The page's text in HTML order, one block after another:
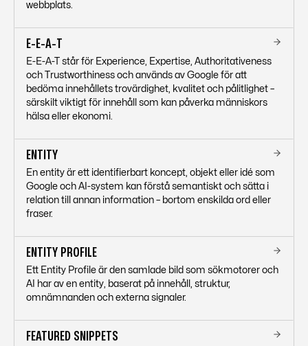
webbplats.
E-E-A-T
E-E-A-T står för Experience, Expertise, Authoritativeness
och Trustworthiness och används av Google för att
bedöma innehållets trovärdighet, kvalitet och pålitlighet –
särskilt viktigt för innehåll som kan påverka människors
hälsa eller ekonomi.
ENTITY
En entity är ett identifierbart koncept, objekt eller idé som
Google och AI-system kan förstå semantiskt och sätta i
relation till annan information – bortom enskilda ord eller
fraser.
ENTITY PROFILE
Ett Entity Profile är den samlade bild som sökmotorer och
AI har av en entity, baserat på innehåll, struktur,
omnämnanden och externa signaler.
FEATURED SNIPPETS